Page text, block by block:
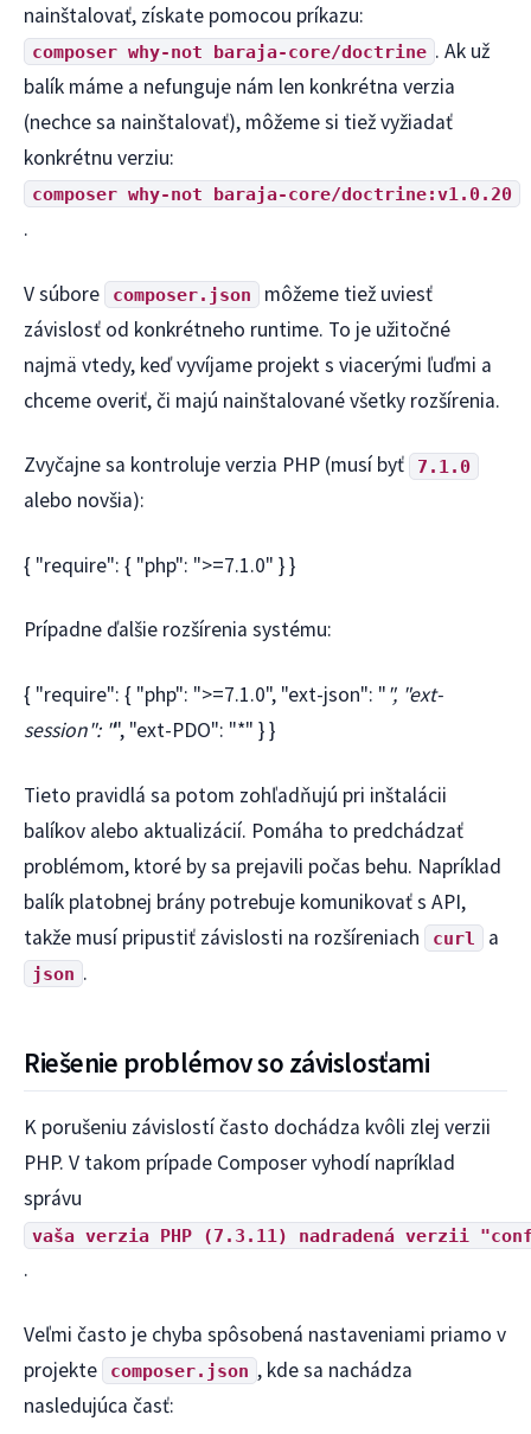
nainštalovať, získate pomocou príkazu:
composer why-not baraja-core/doctrine . Ak už
balík máme a nefunguje nám len konkrétna verzia
(nechce sa nainštalovať), môžeme si tiež vyžiadať
konkrétnu verziu:
composer why-not baraja-core/doctrine:v1.0.20
.
V súbore composer.json
môžeme tiež uviesť
závislosť od konkrétneho runtime. To je užitočné
najmä vtedy, keď vyvíjame projekt s viacerými ľuďmi a
chceme overiť, či majú nainštalované všetky rozšírenia.
Zvyčajne sa kontroluje verzia PHP (musí byť 7.1.0
alebo novšia):
{ "require": { "php": ">=7.1.0" } }
Prípadne ďalšie rozšírenia systému:
{ "require": { "php": ">=7.1.0", "ext-json": "", "ext-
session": "", "ext-PDO": "*" } }
Tieto pravidlá sa potom zohľadňujú pri inštalácii
balíkov alebo aktualizácií. Pomáha to predchádzať
problémom, ktoré by sa prejavili počas behu. Napríklad
balík platobnej brány potrebuje komunikovať s API,
takže musí pripustiť závislosti na rozšíreniach
curl a
json .
Riešenie problémov so závislosťami
K porušeniu závislostí často dochádza kvôli zlej verzii
PHP. V takom prípade Composer vyhodí napríklad
správu
vaša verzia PHP (7.3.11) nadradená verzii
.
Veľmi často je chyba spôsobená nastaveniami priamo v
projekte
composer.json , kde sa nachádza
nasledujúca časť: